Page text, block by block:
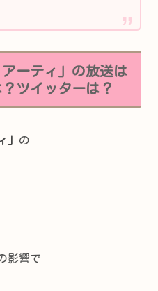
ーティ」の放送は
ツイッターは？
」 の
影響で